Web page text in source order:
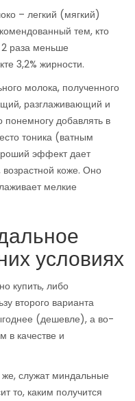
– легкий (мягкий)
тем, кто
раза меньше
3,2% жирности.
молока, полученного
разглаживающий и
понемногу добавлять в
тоника (ватным
эффект дает
коже. Оно
мелкие
условиях
купить, либо
второго варианта
(дешевле), а во-
в качестве и
служат миндальные
то, каким получится